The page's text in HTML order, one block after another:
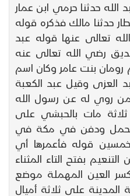
الله حدثنا حرمي ابن عمار
حدثنا مالك فذكره قوله
تعالى عنها قوله عبد
رضي الله تعالى عنه
بنت عامر وكان اسم
العزى وقيل عبد الكعبة
روي له عن رسول الله
ثلاثة مات بالحبشي على
ودفن في مكة في
قوله فأعمرها أي
بفتح التاء المثناء
العين المهملة موضع
على ثلاثة أميال